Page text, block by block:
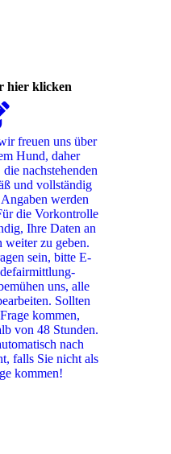
hier klicken
freuen uns über
Hund, daher
nachstehenden
und vollständig
werden
die Vorkontrolle
Ihre Daten an
weiter zu geben.
sein, bitte E-
uns, alle
Sollten
kommen,
von 48 Stunden.
nach
falls Sie nicht als
kommen!